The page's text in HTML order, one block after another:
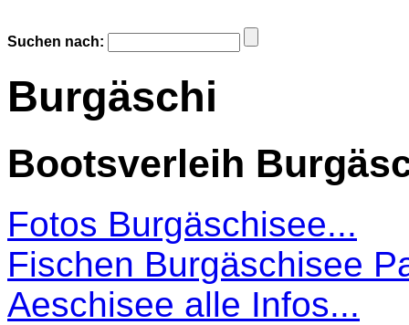
Suchen nach:
Burgäschi
Bootsverleih
Fotos Burgäschisee...
Fischen Burgäschisee
Aeschisee alle Infos...